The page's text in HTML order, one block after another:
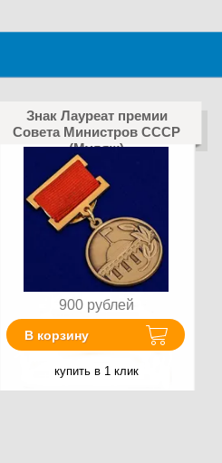
Знак Лауреат премии
Совета Министров СССР
(Муляж)
900 рублей
В корзину
купить в 1 клик